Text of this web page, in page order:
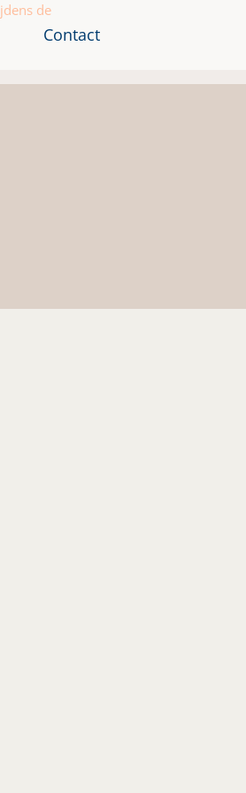
Contact
de